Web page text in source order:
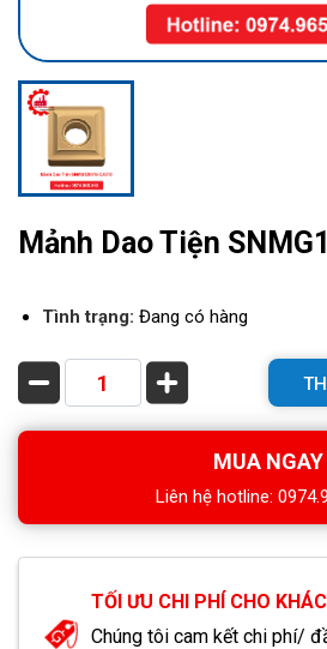
Mảnh Dao Tiện
Tình trạng: Đang có hàng
MUA NGAY
Liên hệ hotline:
TỐI ƯU CHI PHÍ CHO
Chúng tôi cam kết chi phí/